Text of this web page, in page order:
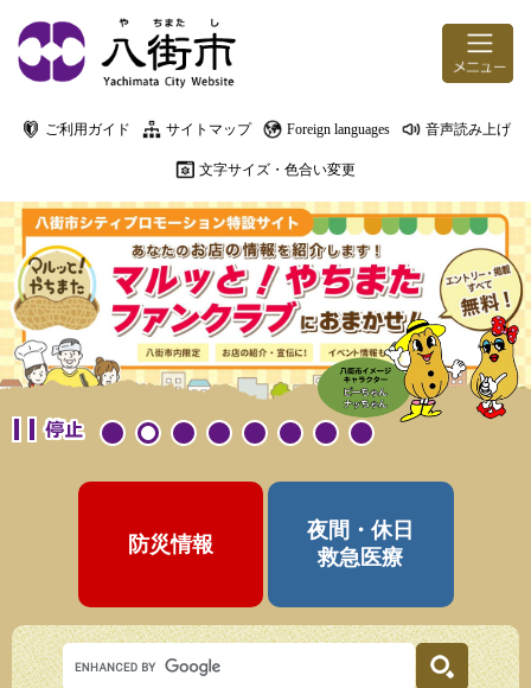
ご利用ガイド サイトマップ Foreign languages 音声読み上げ
文字サイズ・色合い変更
防災情報
夜間・休日
救急医療
Googleカスタム検索